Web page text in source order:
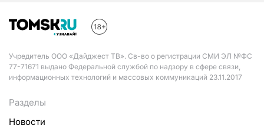
Учредитель ООО «Дайджест ТВ». Св-во о регистрации СМИ ЭЛ №ФС
77-71671 выдано Федеральной службой по надзору в сфере связи,
информационных технологий и массовых коммуникаций 23.11.2017
Разделы
Новости